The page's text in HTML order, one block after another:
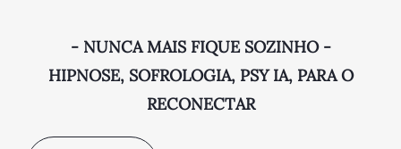
- NUNCA MAIS FIQUE SOZINHO -
HIPNOSE, SOFROLOGIA, PSY IA, PARA O
RECONECTAR